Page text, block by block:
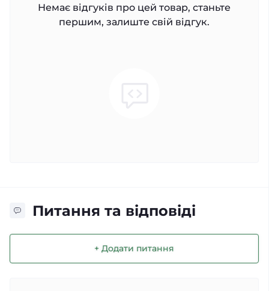
Немає відгуків про цей товар, станьте
першим, залиште свій відгук.
Питання та відповіді
+ Додати питання